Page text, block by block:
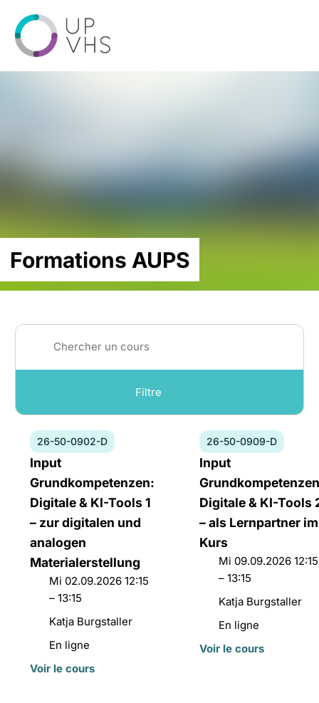
Formations AUPS
Filtre
Catégorie
Pour formateurs-trices
Pour formateurs-trices et administration
TIC pour formateurs-trices
TIC pour l’administration et formateurs-
trices
Langue des signes
Compétences de base
26-50-0902-D
Titre
du
cours:
Input
Grundkompetenzen:
Digitale & KI-Tools 1
– zur digitalen und
analogen
Materialerstellung
Date
horaires:
Mi 02.09.2026 12:15
– 13:15
Directeurs
Katja Burgstaller
Lieu
du
En ligne
Numéro
du
cours:
26-
50-
0902-
D
Voir le cours
26-50-0909-D
Titre
du
cours:
Input
Digitale & KI-Tools
– als Lernpartner im
Kurs
Date
horaires:
Mi 09.09.2026 12:15
– 13:15
Directeurs
Katja Burgstaller
Lieu
du
En ligne
Numéro
du
cours:
26-
50-
0909-
D
Voir le cours